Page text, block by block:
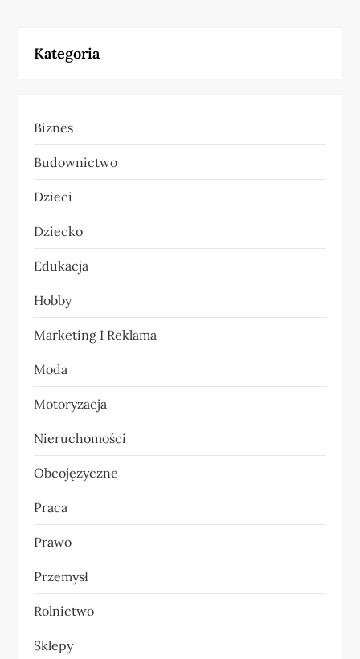
g
c
j
a
w
p
i
s
u
Kategoria
Biznes
Budownictwo
Dzieci
Dziecko
Edukacja
Hobby
Marketing I Reklama
Moda
Motoryzacja
Nieruchomości
Obcojęzyczne
Praca
Prawo
Przemysł
Rolnictwo
Sklepy